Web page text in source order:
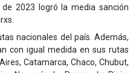
2023 logró la media sanción
xs.
nacionales del país. Además,
con igual medida en sus rutas
Catamarca, Chaco, Chubut,